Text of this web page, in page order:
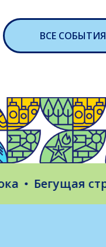
ВСЕ СОБЫТИЯ
Бегущая